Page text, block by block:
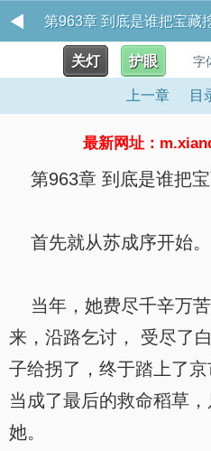
第963章 到底是谁把宝藏
区：成
关灯 护眼 字
上一章 目
最新网址：
第963章 到底是谁把
首先就从苏成序开始。
当年，她费尽千辛万
来，沿路乞讨， 受尽了
子给拐了，终于踏上了
当成了最后的救命稻草
她。